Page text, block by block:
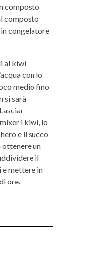
composto
composto
congelatore
al kiwi
con lo
medio fino
si sarà
i kiwi, lo
e il succo
ottenere un
il
e mettere in
ore.